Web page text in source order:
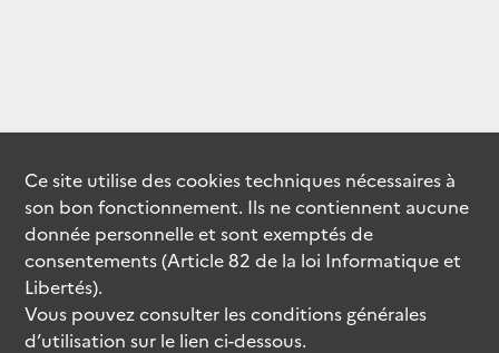
Ce site utilise descookiestechniques nécessaires à
son bon fonctionnement. Ils ne contiennent aucune
donnée personnelle et sont exemptés de
consentements (Article 82 de la loi Informatique et
Libertés).
Vous pouvez consulter les conditions générales
d’utilisation sur le lien ci-dessous.